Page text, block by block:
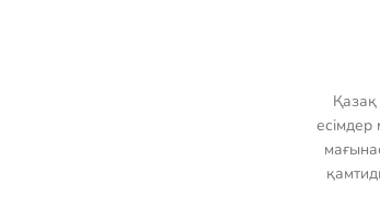
Қазақ